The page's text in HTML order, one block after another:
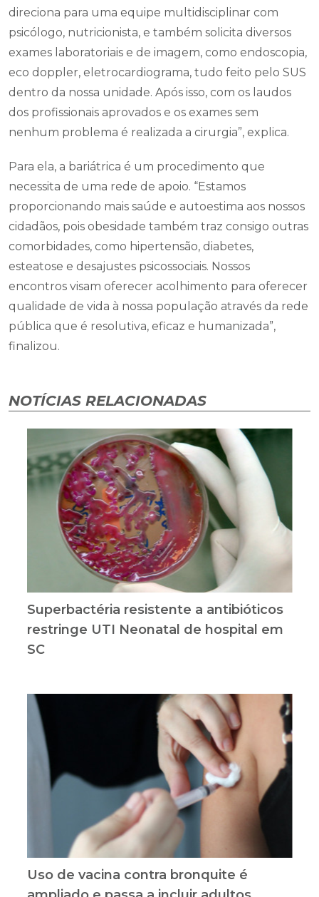
direciona para uma equipe multidisciplinar com
psicólogo, nutricionista, e também solicita diversos
exames laboratoriais e de imagem, como endoscopia,
eco doppler, eletrocardiograma, tudo feito pelo SUS
dentro da nossa unidade. Após isso, com os laudos
dos profissionais aprovados e os exames sem
nenhum problema é realizada a cirurgia”, explica.
Para ela, a bariátrica é um procedimento que
necessita de uma rede de apoio. “Estamos
proporcionando mais saúde e autoestima aos nossos
cidadãos, pois obesidade também traz consigo outras
comorbidades, como hipertensão, diabetes,
esteatose e desajustes psicossociais. Nossos
encontros visam oferecer acolhimento para oferecer
qualidade de vida à nossa população através da rede
pública que é resolutiva, eficaz e humanizada”,
finalizou.
NOTÍCIAS RELACIONADAS
Superbactéria resistente a antibióticos
restringe UTI Neonatal de hospital em
SC
Uso de vacina contra bronquite é